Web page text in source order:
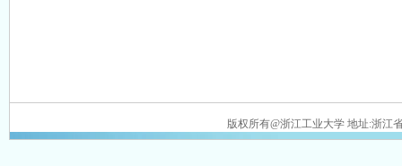
版权所有@浙江工业大学 地址:浙江